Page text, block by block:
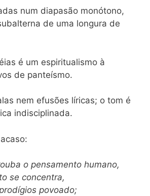
num diapasão monótono,
de uma longura de
é um espiritualismo à
de panteísmo.
nem efusões líricas; o tom é
indisciplinada.
o pensamento humano,
se concentra,
povoado;